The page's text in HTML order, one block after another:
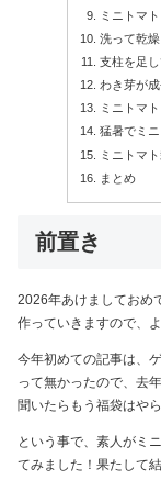
ミニトマ
洗って乾
支柱を足
わき芽が
ミニトマ
猛暑でミ
ミニトマ
まとめ
前置き
2026年あけましておめ
作っていきますので、
今年初めての記事は、
って無かったので、去
聞いたらもう福袋はや
という事で、素人がミ
てみました！果たして